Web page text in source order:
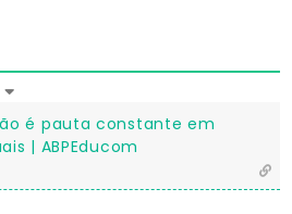
é pauta constante em
| ABPEducom